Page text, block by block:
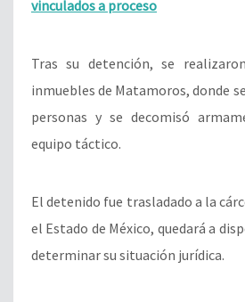
vinculados a proceso
Tras su detención, se
inmuebles de Matamoros, donde
personas y se decomisó
equipo táctico.
El detenido fue trasladado a la
el Estado de México, quedará a
determinar su situación jurídica.